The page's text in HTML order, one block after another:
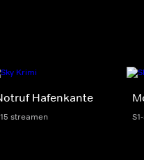
Hafenkante
streamen